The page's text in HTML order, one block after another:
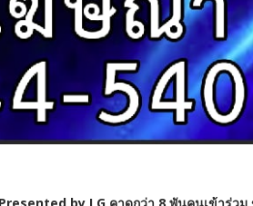
by LG คาดกว่า 8 พันคนเข้าร่วม